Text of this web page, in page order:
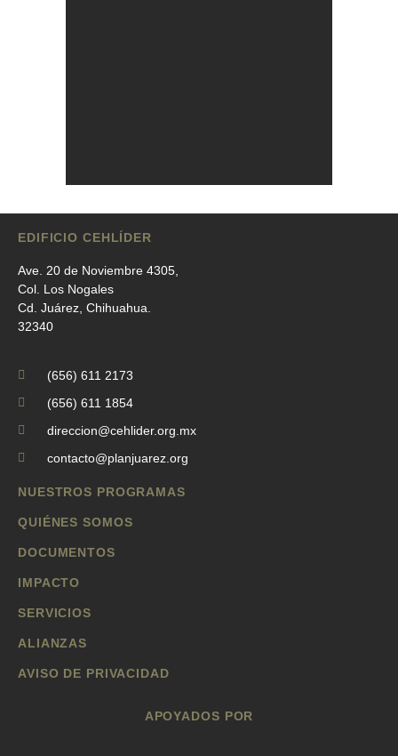
EDIFICIO CEHLÍDER
Ave. 20 de Noviembre 4305,
Col. Los Nogales
Cd. Juárez, Chihuahua.
32340
(656) 611 2173
(656) 611 1854
direccion@cehlider.org.mx
contacto@planjuarez.org
NUESTROS PROGRAMAS
QUIÉNES SOMOS
DOCUMENTOS
IMPACTO
SERVICIOS
ALIANZAS
AVISO DE PRIVACIDAD
APOYADOS POR